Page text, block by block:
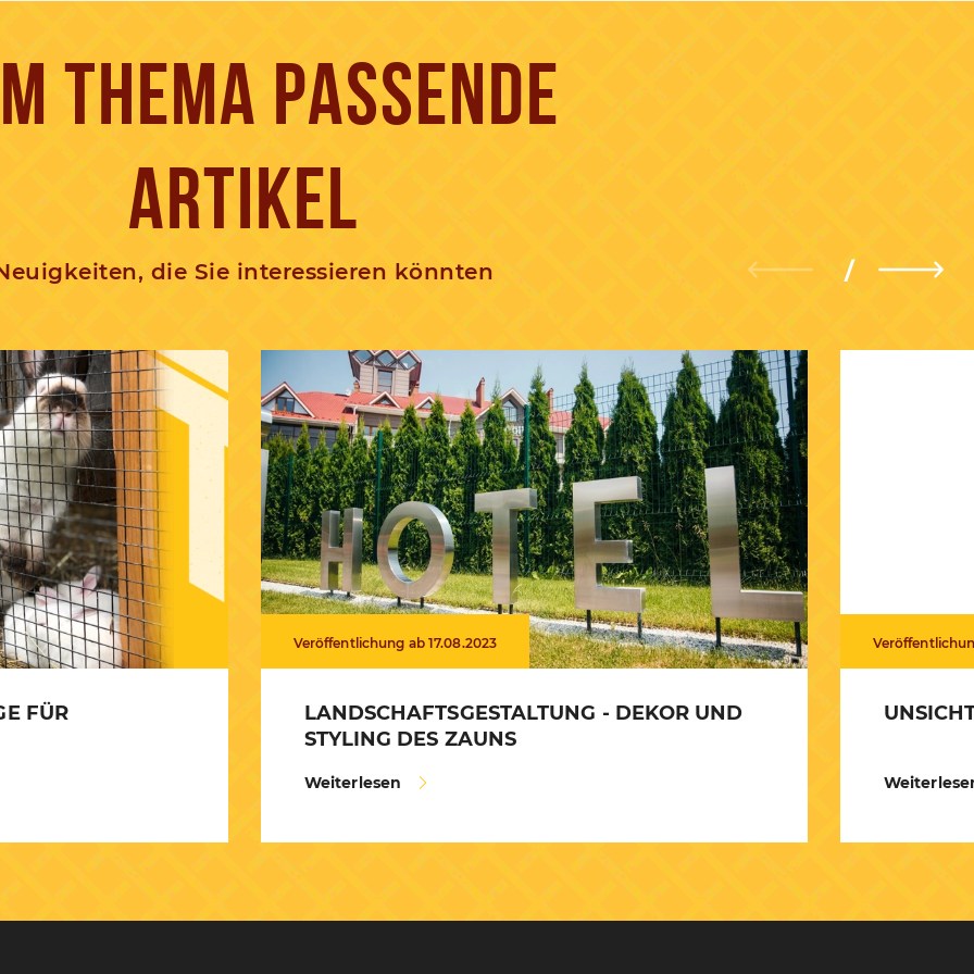
THEMA PASSENDE
ARTIKEL
die Sie interessieren könnten
FÜR
Veröffentlichung ab 17.08.2023
LANDSCHAFTSGESTALTUNG - DEKOR UND
STYLING DES ZAUNS
Weiterlesen